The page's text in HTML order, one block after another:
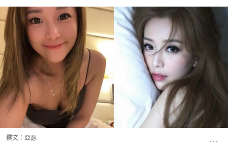
撰文： 亞瑟